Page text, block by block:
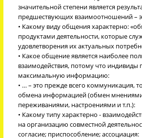
значительной степени является
предшествующих взаимоотношений –
• Какому виду общения характерно:
продуктами деятельности, которые
удовлетворения их актуальных
• Какое общение является наиболее
взаимодействия, потому что индивиды
максимальную информацию:
• … – это прежде всего коммуникация,
обмена информацией (обмен
переживаниями, настроениями и т.п.):
• Какому типу характерно -
на организацию совместной
согласие; приспособление; ассоциация: